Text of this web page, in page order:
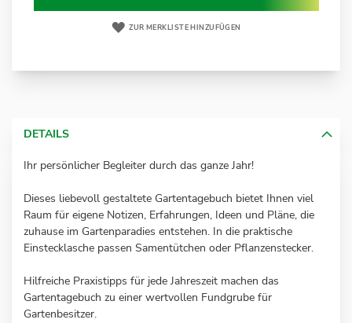
ZUR MERKLISTE HINZUFÜGEN
DETAILS
Ihr persönlicher Begleiter durch das ganze Jahr!
Dieses liebevoll gestaltete Gartentagebuch bietet Ihnen viel
Raum für eigene Notizen, Erfahrungen, Ideen und Pläne, die
zuhause im Gartenparadies entstehen. In die praktische
Einstecklasche passen Samentütchen oder Pflanzenstecker.
Hilfreiche Praxistipps für jede Jahreszeit machen das
Gartentagebuch zu einer wertvollen Fundgrube für
Gartenbesitzer.